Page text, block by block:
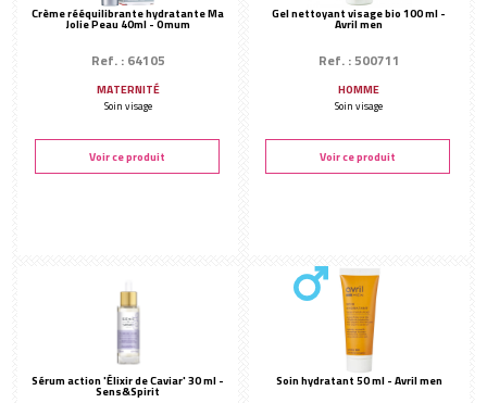
Les essentiels
PRÉPARATION DE LA PEAU
Démaquillant & Lotion
TYPES DE SOINS
Ampoule de soin
Gommage
Masque bio-cellulose
Masque collagène - tissu
Masque poudre
Huiles végétales et eaux florales
FINALISATION DU SOIN
Sérums
Crème rééquilibrante hydratante Ma
Jolie Peau 40ml - Omum
Ref. : 64105
MATERNITÉ
Soin visage
Voir ce produit
Gel nettoyant visage bio 100 ml -
Avril men
Ref. : 500711
HOMME
Soin visage
Voir ce produit
Sérum action 'Élixir de Caviar' 30 ml -
Sens&Spirit
Soin hydratant 50 ml - Avril men